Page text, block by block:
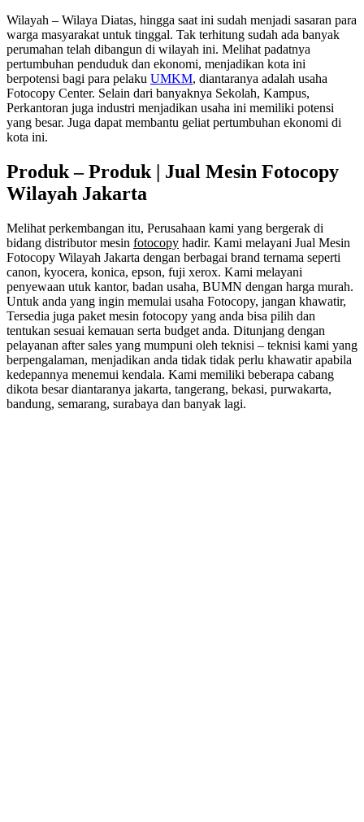
Wilayah – Wilaya Diatas, hingga saat ini sudah menjadi sasaran para
warga masyarakat untuk tinggal. Tak terhitung sudah ada banyak
perumahan telah dibangun di wilayah ini. Melihat padatnya
pertumbuhan penduduk dan ekonomi, menjadikan kota ini
berpotensi bagi para pelaku UMKM, diantaranya adalah usaha
Fotocopy Center. Selain dari banyaknya Sekolah, Kampus,
Perkantoran juga industri menjadikan usaha ini memiliki potensi
yang besar. Juga dapat membantu geliat pertumbuhan ekonomi di
kota ini.
Produk – Produk | Jual Mesin Fotocopy
Wilayah Jakarta
Melihat perkembangan itu, Perusahaan kami yang bergerak di
bidang distributor mesin fotocopy hadir. Kami melayani Jual Mesin
Fotocopy Wilayah Jakarta dengan berbagai brand ternama seperti
canon, kyocera, konica, epson, fuji xerox. Kami melayani
penyewaan utuk kantor, badan usaha, BUMN dengan harga murah.
Untuk anda yang ingin memulai usaha Fotocopy, jangan khawatir,
Tersedia juga paket mesin fotocopy yang anda bisa pilih dan
tentukan sesuai kemauan serta budget anda. Ditunjang dengan
pelayanan after sales yang mumpuni oleh teknisi – teknisi kami yang
berpengalaman, menjadikan anda tidak tidak perlu khawatir apabila
kedepannya menemui kendala. Kami memiliki beberapa cabang
dikota besar diantaranya jakarta, tangerang, bekasi, purwakarta,
bandung, semarang, surabaya dan banyak lagi.